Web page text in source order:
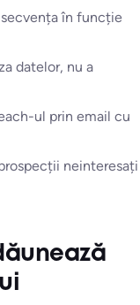
secvența în funcție
datelor, nu a
ul prin email cu
neinteresați